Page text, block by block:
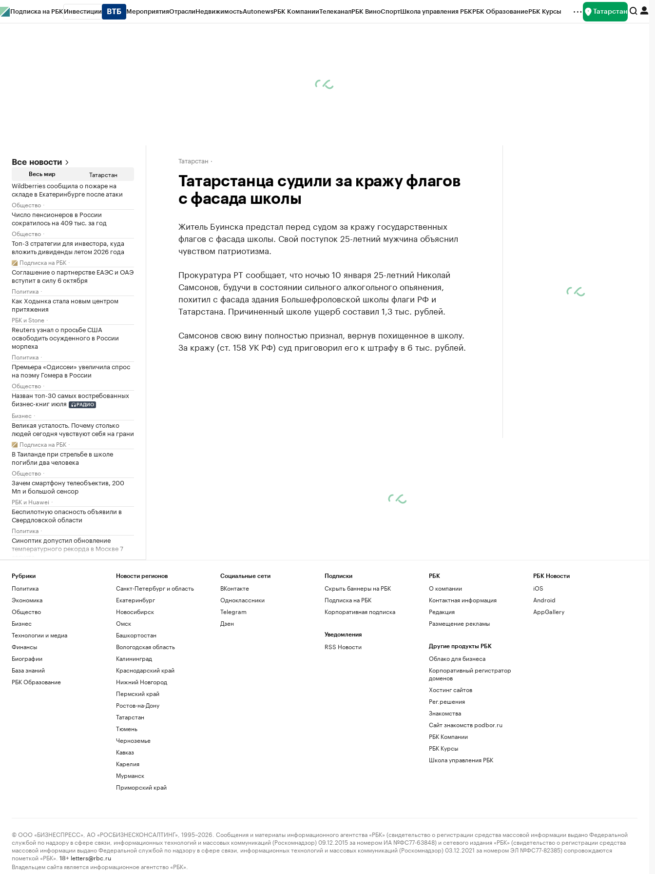
Подписка на РБК Инвестиции МероприятияОтраслиНедвижимостьAutonewsРБК КомпанииТелеканалРБК ВиноСпортШкола управления РБКРБК ОбразованиеРБК Курсы Татарстан
Все новости
Весь мир Татарстан
Wildberries сообщила о пожаре на
складе в Екатеринбурге после атаки
Общество
Число пенсионеров в России
сократилось на 409 тыс. за год
Общество
Топ-3 стратегии для инвестора, куда
вложить дивиденды летом 2026 года
Подписка на РБК
Соглашение о партнерстве ЕАЭС и ОАЭ
вступит в силу 6 октября
Политика
Как Ходынка стала новым центром
притяжения
РБК и Stone
Reuters узнал о просьбе США
освободить осужденного в России
морпеха
Политика
Премьера «Одиссеи» увеличила спрос
на поэму Гомера в России
Общество
Назван топ-30 самых востребованных
бизнес-книг июля
РАДИО
Бизнес
Великая усталость. Почему столько
людей сегодня чувствуют себя на грани
Подписка на РБК
В Таиланде при стрельбе в школе
погибли два человека
Общество
Зачем смартфону телеобъектив, 200
Мп и большой сенсор
РБК и Huawei
Беспилотную опасность объявили в
Свердловской области
Политика
Синоптик допустил обновление
температурного рекорда в Москве 7
августа
Умерла заслуженный тренер России по
фехтованию Фаина Саевич
Минтранс предложил способ
финансирования защиты трасс от БПЛА
Политика
Супруге главы издательства «Джем»
мошенничестве
Общество
Bloomberg узнал о серии самоубийств
в Киберкомандовании США
превысила ₽35 тыс. в семи регионах
Татарстан
Татарстанца судили за кражу флагов
с фасада школы
Житель Буинска предстал перед судом за кражу государственных
флагов с фасада школы. Свой поступок 25-летний мужчина объяснил
чувством патриотизма.
Прокуратура РТ сообщает, что ночью 10 января 25-летний Николай
Самсонов, будучи в состоянии сильного алкогольного опьянения,
похитил с фасада здания Большефроловской школы флаги РФ и
Татарстана. Причиненный школе ущерб составил 1,3 тыс. рублей.
Самсонов свою вину полностью признал, вернув похищенное в школу.
За кражу (ст. 158 УК РФ) суд приговорил его к штрафу в 6 тыс. рублей.
Рубрики
Политика
Экономика
Общество
Бизнес
Технологии и медиа
Финансы
Биографии
База знаний
РБК Образование
Новости регионов
Санкт-Петербург и область
Екатеринбург
Новосибирск
Омск
Башкортостан
Вологодская область
Калининград
Краснодарский край
Нижний Новгород
Пермский край
Ростов-на-Дону
Татарстан
Тюмень
Черноземье
Кавказ
Карелия
Мурманск
Приморский край
Социальные сети
ВКонтакте
Одноклассники
Telegram
Дзен
Подписки
Скрыть баннеры на РБК
Подписка на РБК
Корпоративная подписка
Уведомления
RSS Новости
РБК
О компании
Контактная информация
Редакция
Размещение рекламы
Другие продукты РБК
Облако для бизнеса
Корпоративный регистратор
доменов
Хостинг сайтов
Рег.решения
Знакомства
Сайт знакомств podbor.ru
РБК Компании
РБК Курсы
Школа управления РБК
РБК Новости
iOS
Android
AppGallery
© ООО «БИЗНЕСПРЕСС», АО «РОСБИЗНЕСКОНСАЛТИНГ», 1995–2026. Сообщения и материалы информационного агентства «РБК» (свидетельство о регистрации средства массовой информации выдано Федеральной
службой по надзору в сфере связи, информационных технологий и массовых коммуникаций (Роскомнадзор) 09.12.2015 за номером ИА №ФС77-63848) и сетевого издания «РБК» (свидетельство о регистрации средства
массовой информации выдано Федеральной службой по надзору в сфере связи, информационных технологий и массовых коммуникаций (Роскомнадзор) 03.12.2021 за номером ЭЛ №ФС77-82385) сопровождаются
пометкой «РБК».
18+ letters@rbc.ru
Владельцем сайта является информационное агентство «РБК».